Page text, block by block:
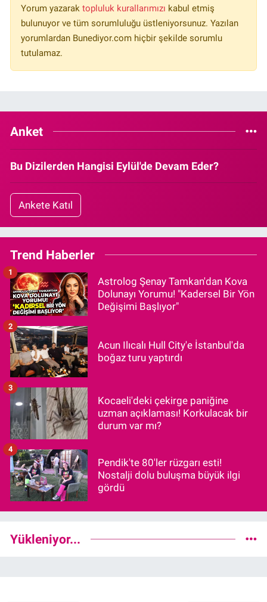
Yorum yazarak topluluk kurallarımızı kabul etmiş
bulunuyor ve tüm sorumluluğu üstleniyorsunuz. Yazılan
yorumlardan Bunediyor.com hiçbir şekilde sorumlu
tutulamaz.
Anket
Bu Dizilerden Hangisi Eylül'de Devam Eder?
Ankete Katıl
Trend Haberler
Astrolog Şenay Tamkan'dan Kova
Dolunayı Yorumu! "Kadersel Bir Yön
Değişimi Başlıyor"
1
Acun Ilıcalı Hull City'e İstanbul'da
boğaz turu yaptırdı
2
Kocaeli'deki çekirge paniğine
uzman açıklaması! Korkulacak bir
durum var mı?
3
Pendik'te 80'ler rüzgarı esti!
Nostalji dolu buluşma büyük ilgi
gördü
4
Yükleniyor...